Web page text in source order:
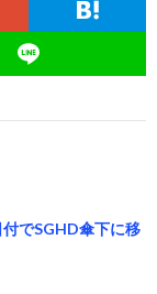
でSGHD傘下に移